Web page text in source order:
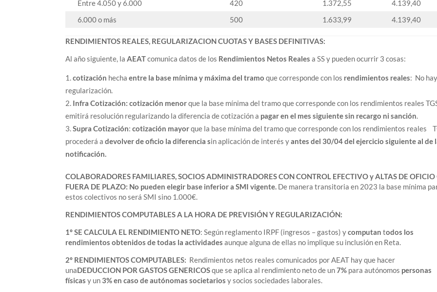
Entre 4.050 y 6.000
420 1.372,55
4.139,40
6.000 o más
500 1.633,99 4.139,40
RENDIMIENTOS REALES, REGULARIZACION CUOTAS Y BASES DEFINITIVAS:
Al año siguiente, laAEATcomunica datos de los Rendimientos Netos Reales a SS y pueden ocurrir 3 cosas:
cotización hechaentre la base mínima y máxima del tramo que corresponde con los rendimientos reales: No
regularización.
Infra Cotización: cotización menorque la base mínima del tramo que corresponde con los rendimientos reales
emitirá resolución regularizando la diferencia de cotización a pagar en el mes siguiente sin recargo ni sanción.
Supra Cotización:cotización mayorque la base mínima del tramo que corresponde con los rendimientos reales
procederá adevolver de oficio la diferencia sin aplicación de interés yantes del 30/04 del ejercicio siguiente al de
notificación.
COLABORADORES FAMILIARES, SOCIOS ADMINISTRADORES CON CONTROL EFECTIVO y ALTAS DE OFICIO
FUERA DE PLAZO: No pueden elegir base inferior a SMI vigente. De manera transitoria en 2023 la base mínima
estos colectivos no será SMI sino 1.000€.
RENDIMIENTOS COMPUTABLES A LA HORA DE PREVISIÓN Y REGULARIZACIÓN:
1º SE CALCULA EL RENDIMIENTO NETO: Según reglamento IRPF (ingresos – gastos) ycomputan todos los
rendimientos obtenidos de todas la actividades aunque alguna de ellas no implique su inclusión en Reta.
2º RENDIMIENTOS COMPUTABLES: Rendimientos netos reales comunicados por AEAT hay que hacer
unaDEDUCCION POR GASTOS GENERICOSque se aplica al rendimiento neto de un7% para autónomos personas
físicasy un 3% en caso de autónomas societarios y socios sociedades laborales.